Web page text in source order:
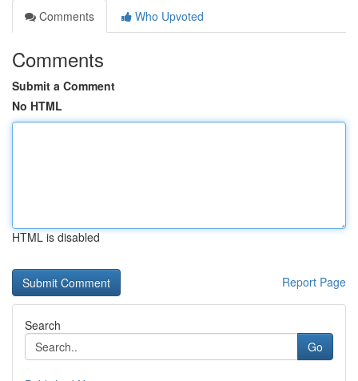
Comments
Who Upvoted
Comments
Submit a Comment
No HTML
HTML is disabled
Report Page
Search
Go